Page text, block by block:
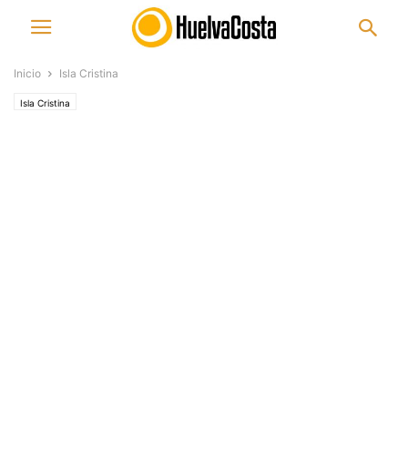
Inicio Isla Cristina
Isla Cristina